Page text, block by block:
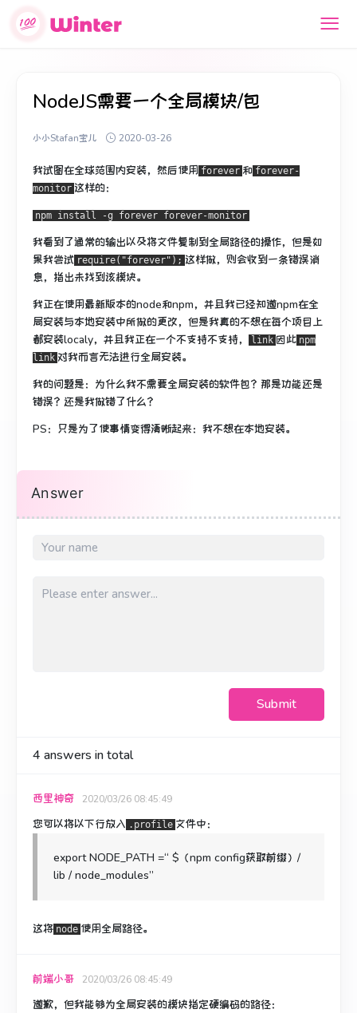
NodeJS需要一个全局模块/包
小小Stafan宝儿 2020-03-26
我试图在全球范围内安装，然后使用 forever 和 forever-
monitor 这样的：
npm install -g forever forever-monitor
我看到了通常的输出以及将文件复制到全局路径的操作，但是如
果我尝试 require("forever"); 这样做，则会收到一条错误消
息，指出未找到该模块。
我正在使用最新版本的node和npm，并且我已经知道npm在全
局安装与本地安装中所做的更改，但是我真的不想在每个项目上
都安装localy，并且我正在一个不支持不支持，
link 因此 npm
link 对我而言无法进行全局安装。
我的问题是：为什么我不需要全局安装的软件包？ 那是功能还是
错误？ 还是我做错了什么？
PS：只是为了使事情变得清晰起来：我不想在本地安装。
Answer
Submit
4 answers in total
西里神奇 2020/03/26 08:45:49
您可以将以下行放入 .profile 文件中：
export NODE_PATH =“ $（npm config获取前缀）/
lib / node_modules”
这将 node 使用全局路径。
前端小哥 2020/03/26 08:45:49
道歉，但我能够为全局安装的模块指定硬编码的路径：